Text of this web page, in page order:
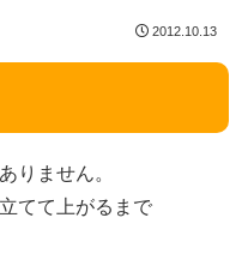
2012.10.13
りません。
てて上がるまで